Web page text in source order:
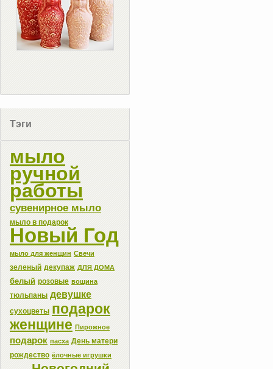
Тэги
мыло
ручной
работы
сувенирное мыло
мыло в подарок
Новый Год
мыло для женщин Свечи
зеленый декупаж ДЛЯ ДОМА
белый розовые вощина
тюльпаны девушке
сухоцветы подарок
женщине Пирожное
подарок пасха День матери
рождество ёлочные игрушки